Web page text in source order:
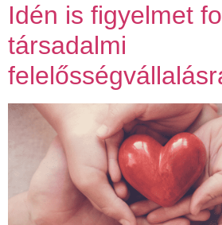
Idén is figyelmet
társadalmi